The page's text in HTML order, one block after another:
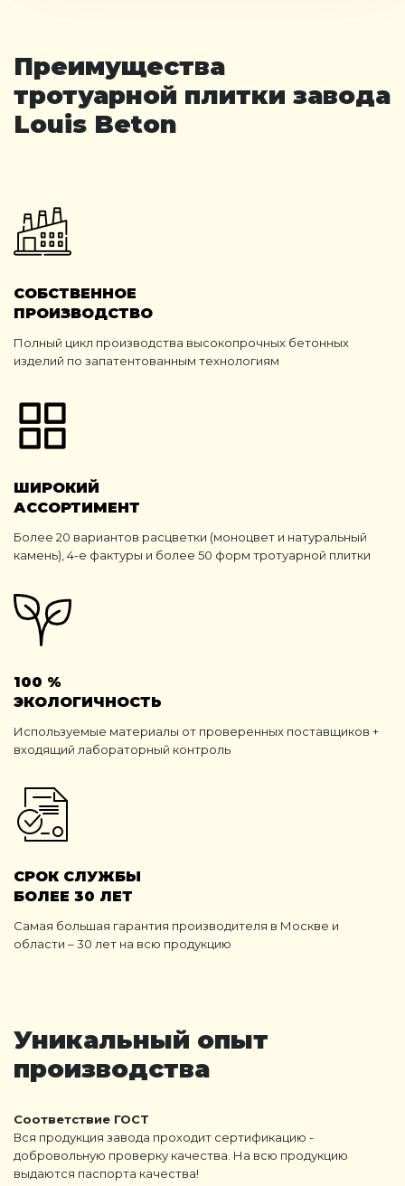
Преимущества
тротуарной плитки завода
Louis Beton
СОБСТВЕННОЕ
ПРОИЗВОДСТВО
Полный цикл производства высокопрочных бетонных
изделий по запатентованным технологиям
ШИРОКИЙ
АССОРТИМЕНТ
Более 20 вариантов расцветки (моноцвет и натуральный
камень), 4-е фактуры и более 50 форм тротуарной плитки
100 %
ЭКОЛОГИЧНОСТЬ
Используемые материалы от проверенных поставщиков +
входящий лабораторный контроль
СРОК СЛУЖБЫ
БОЛЕЕ 30 ЛЕТ
Самая большая гарантия производителя в Москве и
области – 30 лет на всю продукцию
Уникальный опыт
производства
Соответствие ГОСТ
Вся продукция завода проходит сертификацию -
добровольную проверку качества. На всю продукцию
выдаются паспорта качества!